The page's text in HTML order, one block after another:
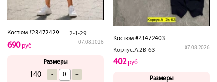
Костюм #23472429 2-1-29
07.08.2026
690руб
Размеры
140 - +
Костюм #23472403
Корпус.А.2В-63
07.08.2026
402руб
Размеры